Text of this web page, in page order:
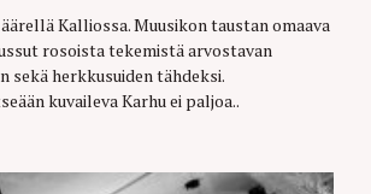
Kalliossa. Muusikon taustan omaava
rosoista tekemistä arvostavan
sekä herkkusuiden tähdeksi.
kuvaileva Karhu ei paljoa..